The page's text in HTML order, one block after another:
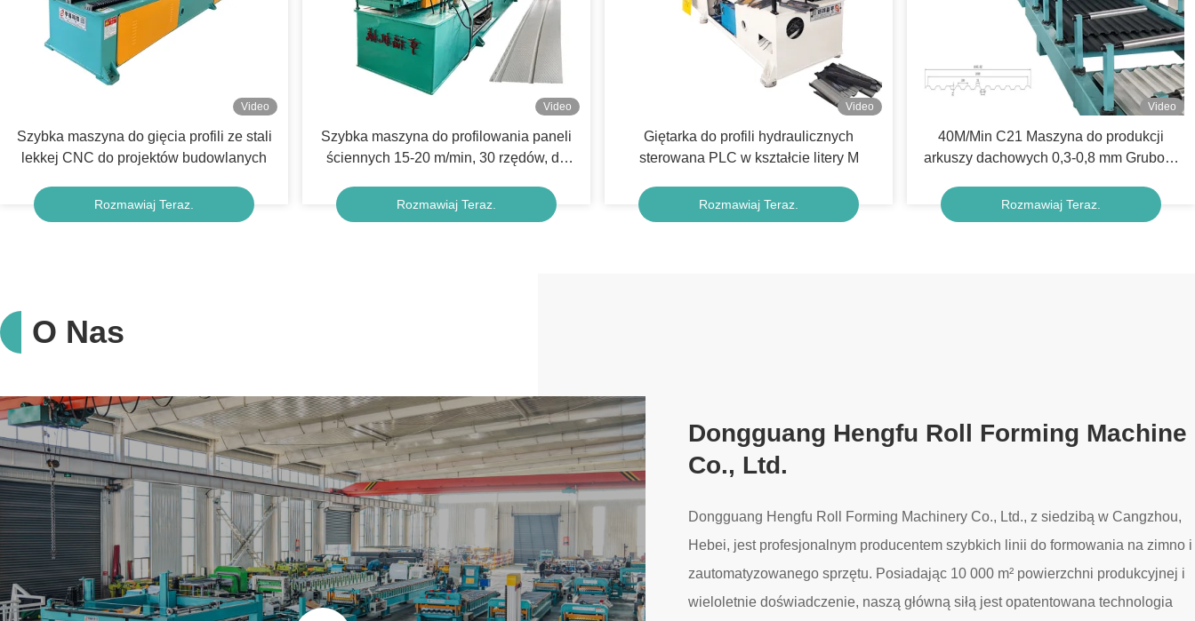
Video
Szybka maszyna do gięcia profili ze stali
lekkej CNC do projektów budowlanych
Rozmawiaj Teraz.
Video
Szybka maszyna do profilowania paneli
ściennych 15-20 m/min, 30 rzędów, do
Rozmawiaj Teraz.
Video
Giętarka do profili hydraulicznych
sterowana PLC w kształcie litery M
Rozmawiaj Teraz.
Video
40M/Min C21 Maszyna do produkcji
arkuszy dachowych 0,3-0,8 mm Grubość
Rozmawiaj Teraz.
O Nas
Dongguang Hengfu Roll Forming Machine
Co., Ltd.
Dongguang Hengfu Roll Forming Machinery Co., Ltd., z siedzibą w Cangzhou,
Hebei, jest profesjonalnym producentem szybkich linii do formowania na zimno i
zautomatyzowanego sprzętu. Posiadając 10 000 m² powierzchni produkcyjnej i
wieloletnie doświadczenie, naszą główną siłą jest opatentowana technologia